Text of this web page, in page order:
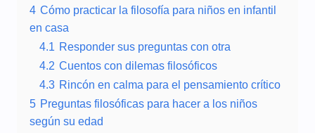
4 Cómo practicar la filosofía para niños en infantil
en casa
4.1 Responder sus preguntas con otra
4.2 Cuentos con dilemas filosóficos
4.3 Rincón en calma para el pensamiento crítico
5 Preguntas filosóficas para hacer a los niños
según su edad